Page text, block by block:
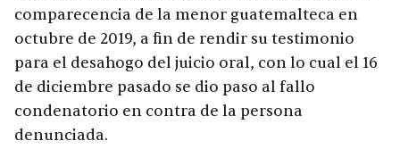
comparecencia de la menor guatemalteca en
octubre de 2019, a fin de rendir su testimonio
para el desahogo del juicio oral, con lo cual el 16
de diciembre pasado se dio paso al fallo
condenatorio en contra de la persona
denunciada.